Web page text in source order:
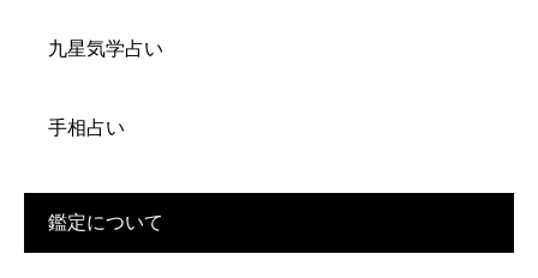
九星気学占い
手相占い
鑑定について